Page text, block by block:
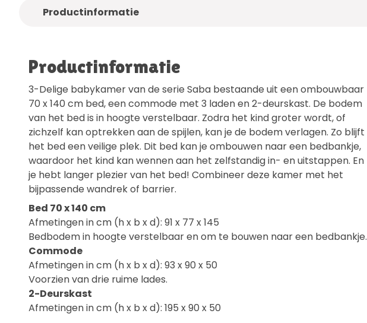
Productinformatie
Productinformatie
3-Delige babykamer van de serie Saba bestaande uit een ombouwbaar
70 x 140 cm bed, een commode met 3 laden en 2-deurskast. De bodem
van het bed is in hoogte verstelbaar. Zodra het kind groter wordt, of
zichzelf kan optrekken aan de spijlen, kan je de bodem verlagen. Zo blijft
het bed een veilige plek. Dit bed kan je ombouwen naar een bedbankje,
waardoor het kind kan wennen aan het zelfstandig in- en uitstappen. En
je hebt langer plezier van het bed! Combineer deze kamer met het
bijpassende wandrek of barrier.
Bed 70 x 140 cm
Afmetingen in cm (h x b x d): 91 x 77 x 145
Bedbodem in hoogte verstelbaar en om te bouwen naar een bedbankje.
Commode
Afmetingen in cm (h x b x d): 93 x 90 x 50
Voorzien van drie ruime lades.
2-Deurskast
Afmetingen in cm (h x b x d): 195 x 90 x 50